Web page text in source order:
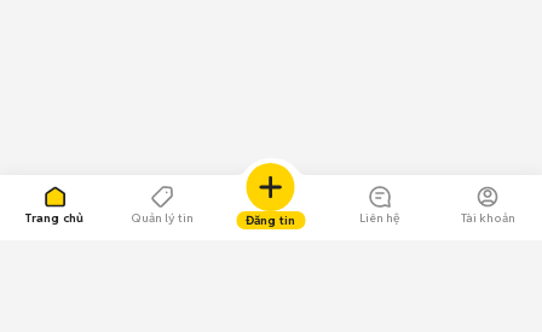
Trang chủ Quản lý tin Đăng tin Liên hệ Tài khoản